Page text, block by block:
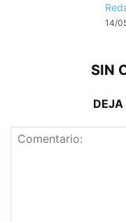
14/
SIN
DEJA